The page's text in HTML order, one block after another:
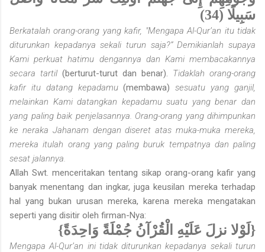
سَبِيلًا (34)
Berkatalah orang-orang yang kafir, "Mengapa Al-Qur’an itu tidak
diturunkan kepadanya sekali turun saja?” Demikianlah supaya
Kami perkuat hatimu dengannya dan Kami membacakannya
secara tartil (berturut-turut dan benar). Tidaklah orang-orang
kafir itu datang kepadamu(membawa)sesuatu yang ganjil,
melainkan Kami datangkan kepadamu suatu yang benar dan
yang paling baik penjelasannya. Orang-orang yang dihimpunkan
ke neraka Jahanam dengan diseret atas muka-muka mereka,
mereka itulah orang yang paling buruk tempatnya dan paling
sesat jalannya.
Allah Swt. menceritakan tentang sikap orang-orang kafir yang
banyak menentang dan ingkar, juga keusilan mereka terhadap
hal yang bukan urusan mereka, karena mereka mengatakan
seperti yang disitir oleh firman-Nya:
{لَوْلا نزلَ عَلَيْهِ الْقُرْآنُ جُمْلَةً وَاحِدَةً}
Mengapa Al-Qur’an ini tidak diturunkan kepadanya sekali turun